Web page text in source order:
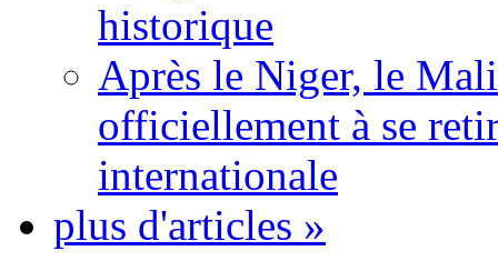
historique
Après le Niger, le
officiellement à se
internationale
plus d'articles »